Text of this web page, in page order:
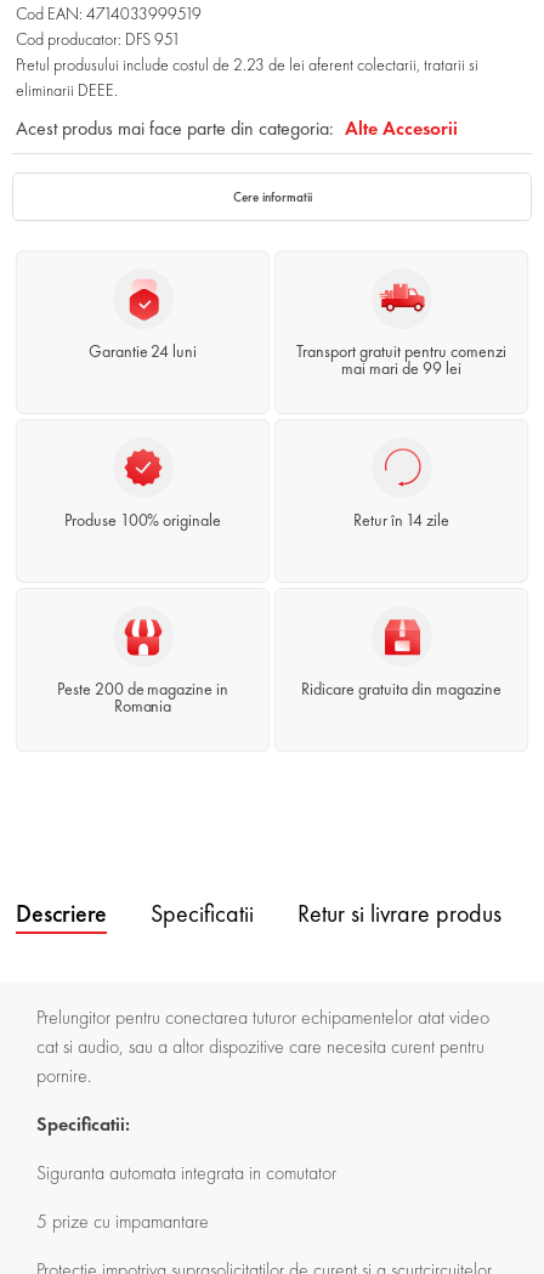
Cod EAN: 4714033999519
Cod producator: DFS 951
Pretul produsului include costul de 2.23 de lei aferent colectarii, tratarii si
eliminarii DEEE.
Acest produs mai face parte din categoria: Alte Accesorii
Cere informatii
Garantie 24 luni
Transport gratuit pentru comenzi
mai mari de 99 lei
Produse 100% originale Retur în 14 zile
Peste 200 de magazine in
Romania
Ridicare gratuita din magazine
Descriere Specificatii Retur si livrare produs
Prelungitor pentru conectarea tuturor echipamentelor atat video
cat si audio, sau a altor dispozitive care necesita curent pentru
pornire.
Specificatii:
Siguranta automata integrata in comutator
5 prize cu impamantare